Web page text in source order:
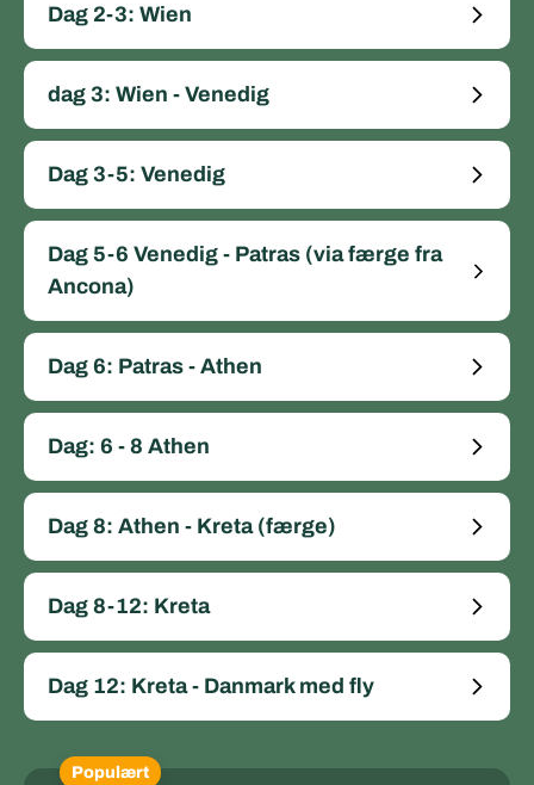
Dag 2-3: Wien
dag 3: Wien - Venedig
Dag 3-5: Venedig
Dag 5-6 Venedig - Patras (via færge fra
Ancona)
Dag 6: Patras - Athen
Dag: 6 - 8 Athen
Dag 8: Athen - Kreta (færge)
Dag 8-12: Kreta
Dag 12: Kreta - Danmark med fly
Populært